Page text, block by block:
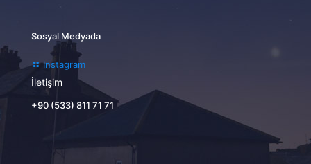
Sosyal Medyada
Instagram
İletişim
+90 (533) 811 71 71